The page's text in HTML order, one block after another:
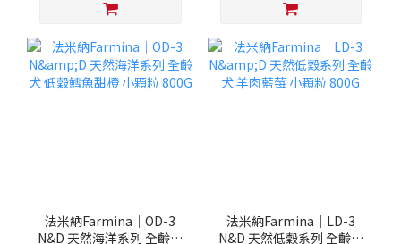
法米納Farmina｜OD-3
N&D 天然海洋系列 全齡犬
法米納Farmina｜LD-3
N&D 天然低穀系列 全齡犬